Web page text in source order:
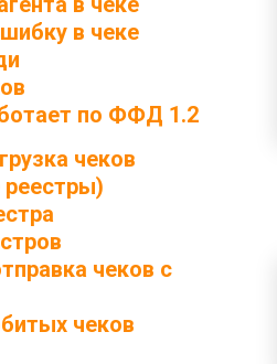
в чеке
по ФФД 1.2
чеков
реестры)
чеков с
чеков